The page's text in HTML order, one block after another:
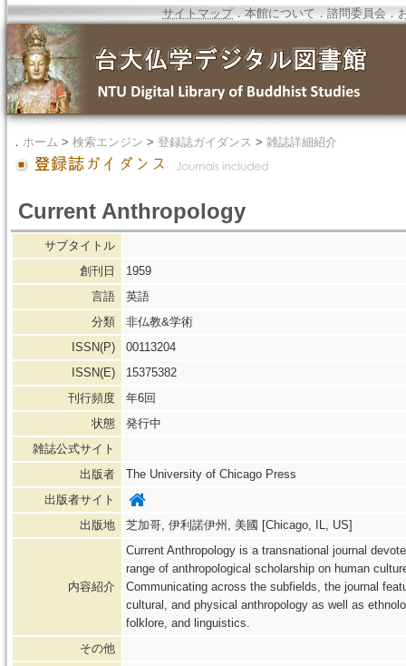
サイトマップ．本館について．諮問委員会．
． ホーム > 検索エンジン > 登録誌ガイダンス > 雑誌詳細紹介
Current Anthropology
サブタイトル
創刊日
1959
言語
英語
分類
非仏教&学術
ISSN(P)
00113204
ISSN(E)
15375382
刊行頻度
年6回
状態
発行中
雑誌公式サイト
出版者
The University of Chicago Press
出版者サイト
出版地
芝加哥, 伊利諾伊州, 美國 [Chicago, IL, US]
内容紹介
Current Anthropology is a transnational journal
range of anthropological scholarship on human
Communicating across the subfields, the journal
cultural, and physical anthropology as well as
folklore, and linguistics.
その他